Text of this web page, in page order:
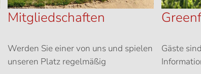
Mitgliedschaften
Werden Sie einer von uns und spielen
unseren Platz regelmäßig
Gäste